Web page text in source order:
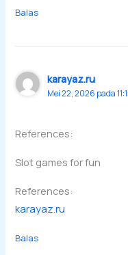
Balas
karayaz.ru
Mei 22, 2026 pada
References:
Slot games for fun
References:
karayaz.ru
Balas